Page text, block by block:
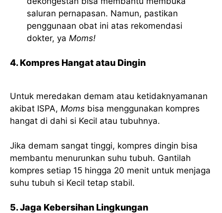
saluran pernapasan. Namun, pastikan
penggunaan obat ini atas rekomendasi
dokter, ya Moms!
4. Kompres Hangat atau Dingin
Untuk meredakan demam atau ketidaknyamanan
akibat ISPA, Moms bisa menggunakan kompres
hangat di dahi si Kecil atau tubuhnya.
Jika demam sangat tinggi, kompres dingin bisa
membantu menurunkan suhu tubuh. Gantilah
kompres setiap 15 hingga 20 menit untuk menjaga
suhu tubuh si Kecil tetap stabil.
5. Jaga Kebersihan Lingkungan